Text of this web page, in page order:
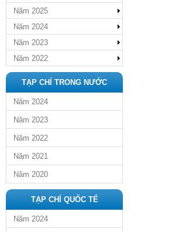
Năm 2025
Năm 2024
Năm 2023
Năm 2022
TẠP CHÍ TRONG NƯỚC
Năm 2024
Năm 2023
Năm 2022
Năm 2021
Năm 2020
TẠP CHÍ QUỐC TẾ
Năm 2024